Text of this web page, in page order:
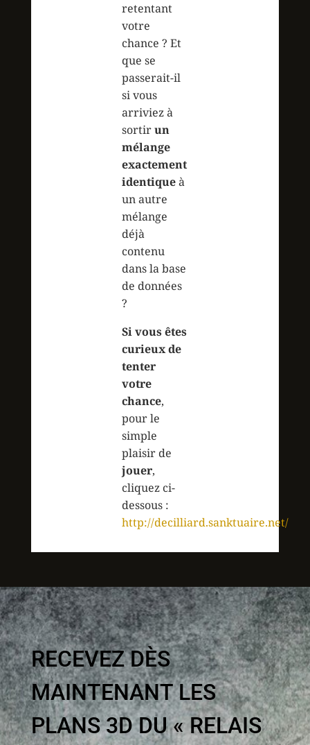
retentant
votre
chance ? Et
que se
passerait-il
si vous
arriviez à
sortirun
mélange
exactement
identiqueà
un autre
mélange
déjà
contenu
dans la base
de données
?
Si vous êtes
curieux de
tenter
votre
chance,
pour le
simple
plaisir de
jouer,
cliquez ci-
dessous :
http://decilliard.sanktuaire.net/
RECEVEZ DÈS
MAINTENANT LES
PLANS 3D DU « RELAIS